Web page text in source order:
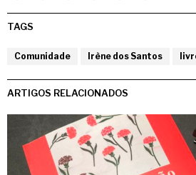
TAGS
Comunidade Irène dos Santos
ARTIGOS RELACIONADOS